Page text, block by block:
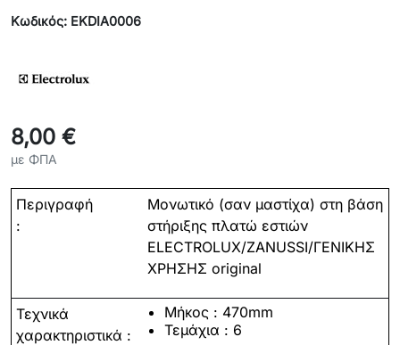
Κωδικός: EKDIA0006
8,00 €
με ΦΠΑ
Περιγραφή
:
Μονωτικό (σαν μαστίχα) στη βάση
στήριξης πλατώ εστιών
ELECTROLUX/ZANUSSI/ΓΕΝΙΚΗΣ
ΧΡΗΣΗΣ original
Τεχνικά
χαρακτηριστικά :
Μήκος : 470mm
Τεμάχια : 6